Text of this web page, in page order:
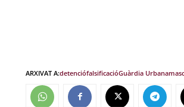
ARXIVAT A:detenciófalsificacióGuàrdia Urbana